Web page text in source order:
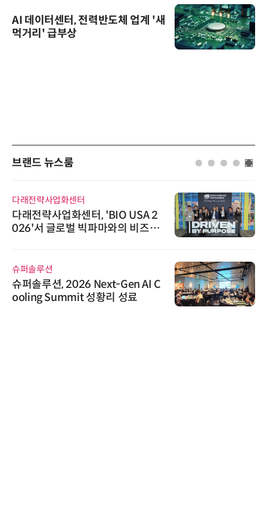
AI 데이터센터, 전력반도체 업계 '새
먹거리' 급부상
브랜드 뉴스룸
다래전략사업화센터
다래전략사업화센터, 'BIO USA 2
026'서 글로벌 빅파마와의 비즈니
슈퍼솔루션
슈퍼솔루션, 2026 Next-Gen AI C
ooling Summit 성황리 성료